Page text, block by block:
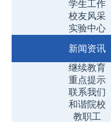
学生工作
校友风采
实验中心
新闻资讯
继续教育
重点提示
联系我们
和谐院校
教职工